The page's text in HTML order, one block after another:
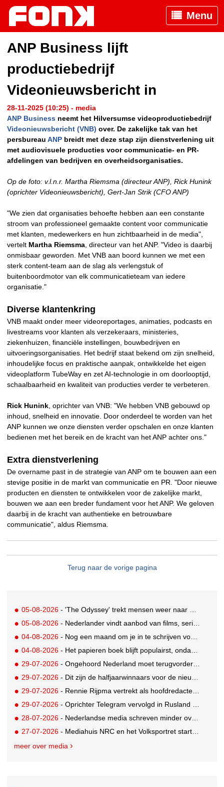
Menu
ANP Business lijft
productiebedrijf
Videonieuwsbericht in
28-11-2025 (10:25) - media
ANP Business neemt het Hilversumse videoproductiebedrijf
Videonieuwsbericht (VNB) over. De zakelijke tak van het
persbureau ANP breidt met deze stap zijn dienstverlening uit
met audiovisuele producties voor communicatie- en PR-
afdelingen van bedrijven en overheidsorganisaties.
Op de foto: v.l.n.r. Martha Riemsma (directeur ANP), Rick Hunink
(oprichter Videonieuwsbericht), Gert-Jan Strik (CFO ANP)
"We zien dat organisaties behoefte hebben aan een constante
stroom van professioneel gemaakte content voor communicatie
met klanten, medewerkers en hun zichtbaarheid in de media",
vertelt Martha Riemsma , directeur van het ANP. "Video is daarbij
onmisbaar geworden. Met VNB aan boord kunnen we met een
sterk content-team aan de slag als verlengstuk of
buitenboordmotor van elk communicatieteam van iedere
organisatie."
Diverse klantenkring
VNB maakt onder meer videoreportages, animaties, podcasts en
livestreams voor klanten als verzekeraars, ministeries,
ziekenhuizen, financiële instellingen, bouwbedrijven en
uitvoeringsorganisaties. Het bedrijf staat bekend om zijn snelheid,
inhoudelijke focus en praktische aanpak, ontwikkelde het eigen
videoplatform TubeWay en zet AI-technologie in om doorlooptijd,
schaalbaarheid en kwaliteit van producties verder te verbeteren.
Rick Hunink , oprichter van VNB: "We hebben VNB gebouwd op
inhoud, snelheid en innovatie. Door onderdeel te worden van het
ANP kunnen we onze diensten verder opschalen en onze klanten
bedienen met het bereik en de kracht van het ANP achter ons."
Extra dienstverlening
De overname past in de strategie van ANP om te bouwen aan een
stevige positie in de markt van communicatie en PR. "Door nieuwe
producten en diensten te ontwikkelen voor de zakelijke markt,
bouwen we aan een breder fundament voor het ANP. We geloven
daarbij in de kracht van authentieke en betrouwbare
communicatie", aldus Riemsma.
Terug naar de vorige pagina
05-08-2026 - 'The Odyssey' trekt mensen weer naar de bioscoop
05-08-2026 - Nederlander vindt aanbod van films, series en sport vaak versnipperd
04-08-2026 - Nog een maand om je in te schrijven voor de Mercurs 2026
04-08-2026 - Het papieren boek blijft populairst, ondanks digitale alternatieven
29-07-2026 - Ongehoord Nederland moet terugvordering betalen aan Commissariaat voor de Media
29-07-2026 - Dit zijn de halfjaarwinnaars voor de nieuwe Ster Goede Loeki 2026
29-07-2026 - Rennie Rijpma vertrekt als hoofdredacteur van het AD
29-07-2026 - Oprichter Telegram vervolgd in Rusland voor 'hulp aan terroristen'
28-07-2026 - Nederlandse media schreven minder over dit WK
27-07-2026 - Mediahuis NRC en het Volksportret starten strategisch partnership voor AI-gedreven marktonderzoek
meer over media